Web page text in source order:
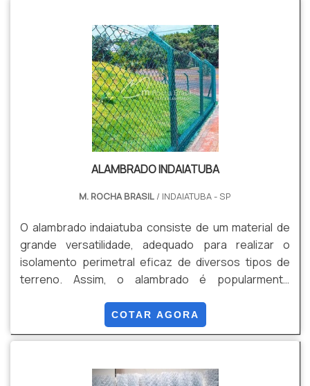
Flexibilidade, Versatilidade, Custo Beneficio, Leveza,
Visibilidade entre outros.
ALAMBRADO INDAIATUBA
M. ROCHA BRASIL / INDAIATUBA - SP
O alambrado indaiatuba consiste de um material de
grande versatilidade, adequado para realizar o
isolamento perimetral eficaz de diversos tipos de
terreno. Assim, o alambrado é popularmente
Industriais; Comerciais; Residenciais.Oferecendo
como principal benefício sua alta resistência a
em Itatiba e Bragança Paulista.Especificidades do
COTAR AGORA